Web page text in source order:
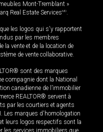
Mont-Tremblant »
Real Estate ServicesMD.
les logos qui s'y rapportent
par les membres
la vente et de la location de
de vente collaborative.
sont des marques
compagnie dont la National
canadienne de l’immobilier
REALTOR® servent à
par les courtiers et agents
Les marques d'homologation
leurs logos respectifs sont la